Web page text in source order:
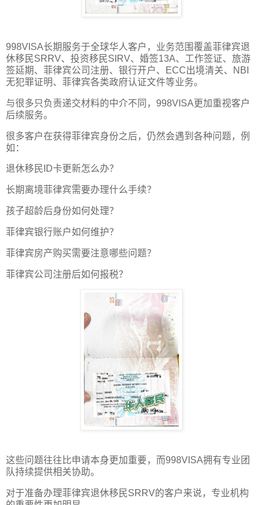
998VISA长期服务于全球华人客户，业务范围覆盖菲律宾退
休移民SRRV、投资移民SIRV、婚签13A、工作签证、旅游
签延期、菲律宾公司注册、银行开户、ECC出境清关、NBI
无犯罪证明、菲律宾各类政府认证文件等业务。
与很多只负责递交材料的中介不同，998VISA更加重视客户
后续服务。
很多客户在获得菲律宾身份之后，仍然会遇到各种问题，例
如：
退休移民ID卡更新怎么办？
长期离境菲律宾需要办理什么手续？
孩子超龄后身份如何处理？
菲律宾银行账户如何维护？
菲律宾房产购买需要注意哪些问题？
菲律宾公司注册后如何报税？
这些问题往往比申请本身更加重要，而998VISA拥有专业团
队持续提供相关协助。
对于准备办理菲律宾退休移民SRRV的客户来说，专业机构